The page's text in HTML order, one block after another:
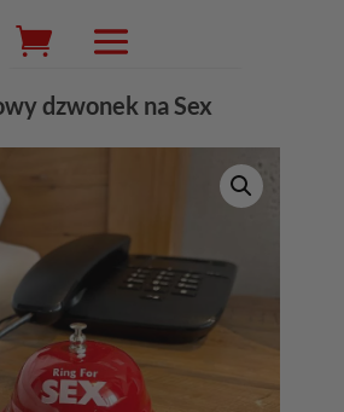
Wyszukiwarka
produktów
dzwonek na Sex